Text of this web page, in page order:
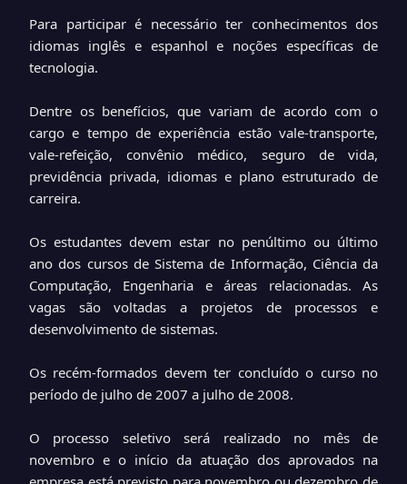
Para participar é necessário ter conhecimentos dos
idiomas inglês e espanhol e noções específicas de
tecnologia.
Dentre os benefícios, que variam de acordo com o
cargo e tempo de experiência estão vale-transporte,
vale-refeição, convênio médico, seguro de vida,
previdência privada, idiomas e plano estruturado de
carreira.
Os estudantes devem estar no penúltimo ou último
ano dos cursos de Sistema de Informação, Ciência da
Computação, Engenharia e áreas relacionadas. As
vagas são voltadas a projetos de processos e
desenvolvimento de sistemas.
Os recém-formados devem ter concluído o curso no
período de julho de 2007 a julho de 2008.
O processo seletivo será realizado no mês de
novembro e o início da atuação dos aprovados na